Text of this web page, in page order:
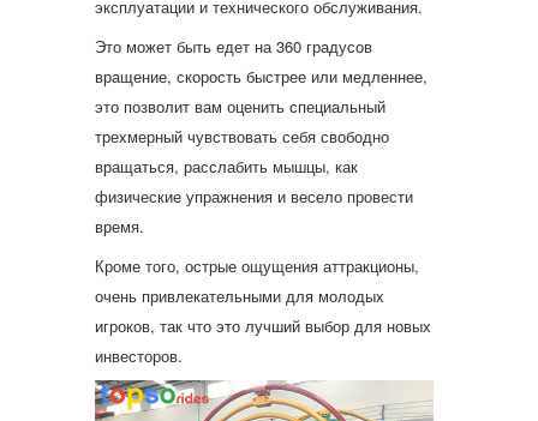
эксплуатации и технического обслуживания.
Это может быть едет на 360 градусов
вращение, скорость быстрее или медленнее,
это позволит вам оценить специальный
трехмерный чувствовать себя свободно
вращаться, расслабить мышцы, как
физические упражнения и весело провести
время.
Кроме того, острые ощущения аттракционы,
очень привлекательными для молодых
игроков, так что это лучший выбор для новых
инвесторов.